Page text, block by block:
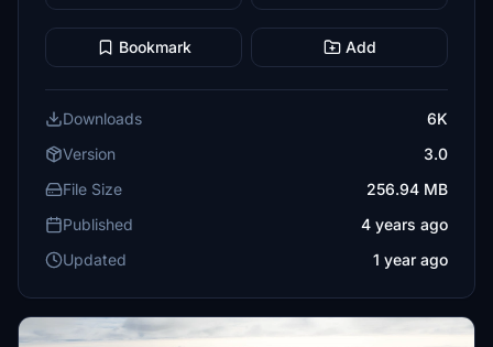
Bookmark Add
Downloads
6K
Version
3.0
File Size
256.94 MB
Published
4 years ago
Updated
1 year ago